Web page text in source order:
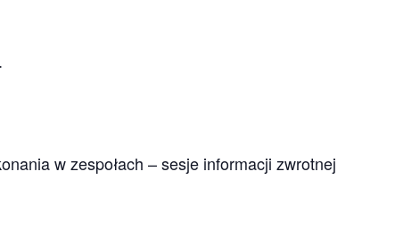
w zespołach – sesje informacji zwrotnej